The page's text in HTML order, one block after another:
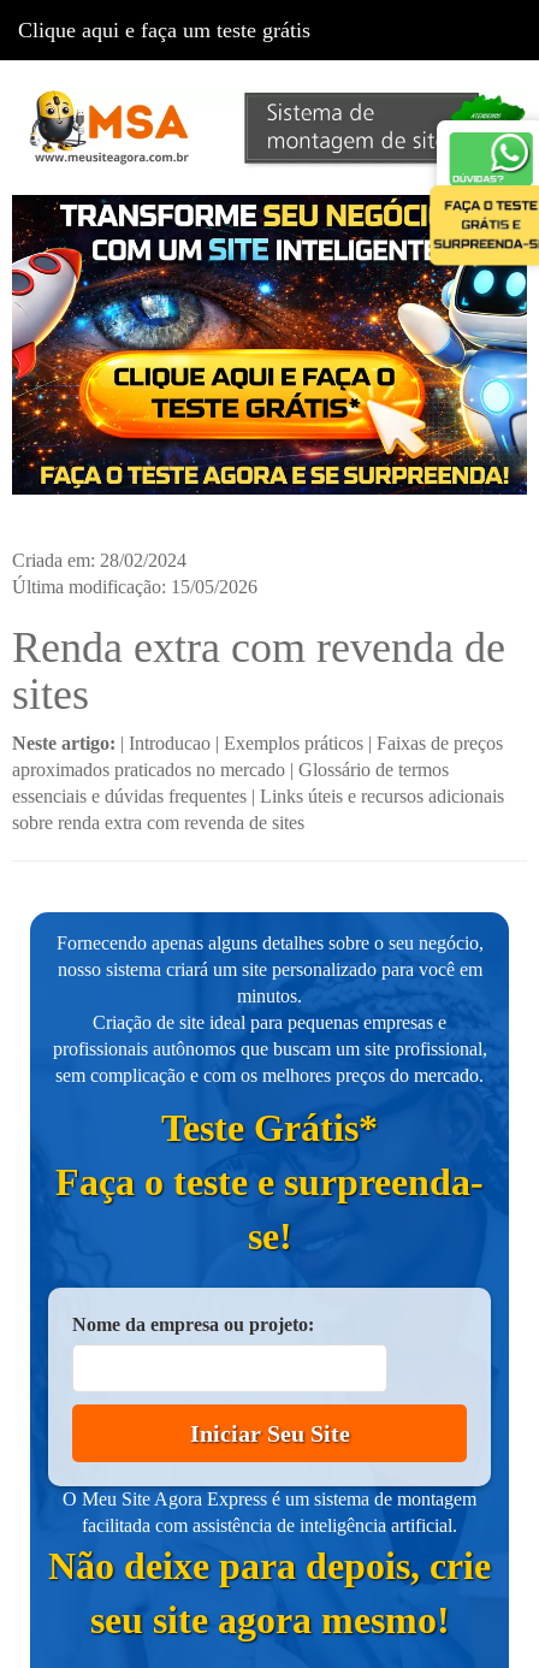
Criada em: 28/02/2024
Última modificação: 15/05/2026
Renda extra com revenda de
sites
Neste artigo: | Introducao | Exemplos práticos | Faixas de preços
aproximados praticados no mercado | Glossário de termos
essenciais e dúvidas frequentes | Links úteis e recursos adicionais
sobre renda extra com revenda de sites
Fornecendo apenas alguns detalhes sobre o seu negócio,
nosso sistema criará um site personalizado para você em
minutos.
Criação de site ideal para pequenas empresas e
profissionais autônomos que buscam um site profissional,
sem complicação e com os melhores preços do mercado.
Teste Grátis*
Faça o teste e surpreenda-
se!
Nome da empresa ou projeto:
Iniciar Seu Site
O Meu Site Agora Express é um sistema de montagem
facilitada com assistência de inteligência artificial.
Não deixe para depois, crie
seu site agora mesmo!
Clique aqui e faça um teste grátis